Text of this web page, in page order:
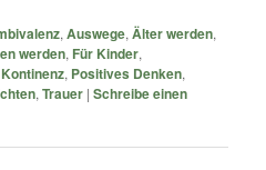
,Auswege,Älter werden,
werden, Für Kinder,
Kontinenz, Positives Denken,
,Trauer |Schreibe einen